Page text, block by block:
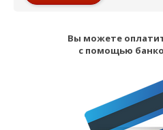
Вы можете
с помощью